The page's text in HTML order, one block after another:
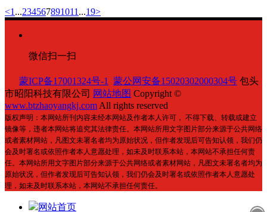
<1 ...234567891011 ...19>
微信扫一扫
蒙ICP备17001324号-1 蒙公网安备15020302000304号 包头
市昭阳科技有限公司 网站地图 Copyright ©
www.btzhaoyangkj.com All rights reserved
版权声明：本网站所刊内容未经本网站及作者本人许可， 不得下载、转载或建立
镜像等，违者本网站将追究其法律责任。本网站所用文字图片部分来源于公共网络
或者素材网站，凡图文未署名者均为原始状况，但作者发现后可告知认领，我们仍
会及时署名或依照作者本人意愿处理，如未及时联系本站，本网站不承担任何责
任。本网站所用文字图片部分来源于公共网络或者素材网站，凡图文未署名者均为
原始状况，但作者发现后可告知认领，我们仍会及时署名或依照作者本人意愿处
理，如未及时联系本站，本网站不承担任何责任。
网站首页